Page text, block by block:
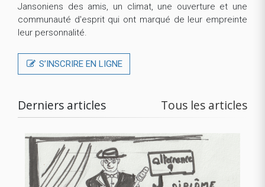
Jansoniens des amis, un climat, une ouverture et une
communauté d'esprit qui ont marqué de leur empreinte
leur personnalité.
S’INSCRIRE EN LIGNE
Derniers articles Tous les articles